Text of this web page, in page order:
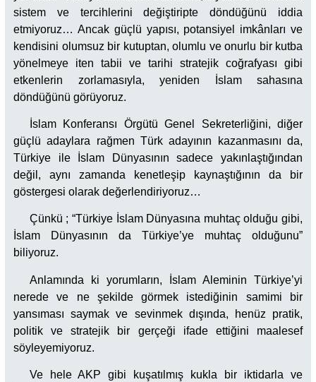
sistem ve tercihlerini değiştiripte döndüğünü iddia
etmiyoruz… Ancak güçlü yapısı, potansiyel imkânları ve
kendisini olumsuz bir kutuptan, olumlu ve onurlu bir kutba
yönelmeye iten tabii ve tarihi stratejik coğrafyası gibi
etkenlerin zorlamasıyla, yeniden İslam sahasına
döndüğünü görüyoruz.
İslam Konferansı Örgütü Genel Sekreterliğini, diğer
güçlü adaylara rağmen Türk adayının kazanmasını da,
Türkiye ile İslam Dünyasının sadece yakınlaştığından
değil, aynı zamanda kenetleşip kaynaştığının da bir
göstergesi olarak değerlendiriyoruz…
Çünkü ; “Türkiye İslam Dünyasına muhtaç olduğu gibi,
İslam Dünyasının da Türkiye’ye muhtaç olduğunu”
biliyoruz.
Anlamında ki yorumların, İslam Aleminin Türkiye’yi
nerede ve ne şekilde görmek istediğinin samimi bir
yansıması saymak ve sevinmek dışında, henüz pratik,
politik ve stratejik bir gerçeği ifade ettiğini maalesef
söyleyemiyoruz.
Ve hele AKP gibi kuşatılmış kukla bir iktidarla ve